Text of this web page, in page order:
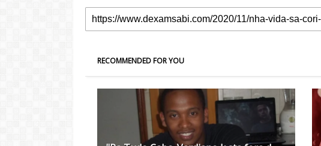
RECOMMENDED FOR YOU